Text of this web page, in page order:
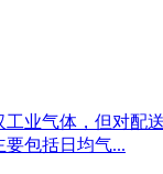
业气体，但对
包括日均气...